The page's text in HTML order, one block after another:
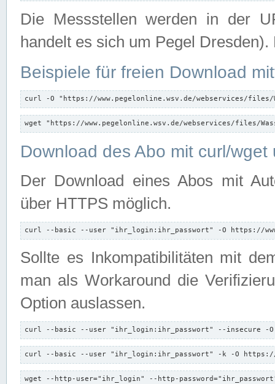
Die Messstellen werden in der
handelt es sich um Pegel
Beispiele für freien Download
curl -O "https://www.pegelonline.wsv.de/webservices/files/
wget "https://www.pegelonline.wsv.de/webservices/files/
Download des Abo mit curl/
Der Download eines Abos mit
über HTTPS möglich.
curl --basic --user "ihr_login:ihr_passwort" -O https://
Sollte es Inkompatibilitäten mit
man als Workaround die
Option auslassen.
curl --basic --user "ihr_login:ihr_passwort" --insecure -
curl --basic --user "ihr_login:ihr_passwort" -k -O https://
wget --http-user="ihr_login" --http-